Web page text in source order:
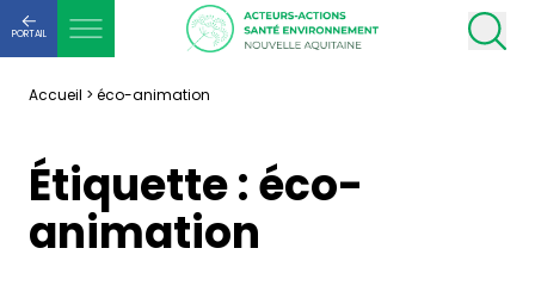
PORTAIL
Accueil > éco-animation
Étiquette :éco-
animation